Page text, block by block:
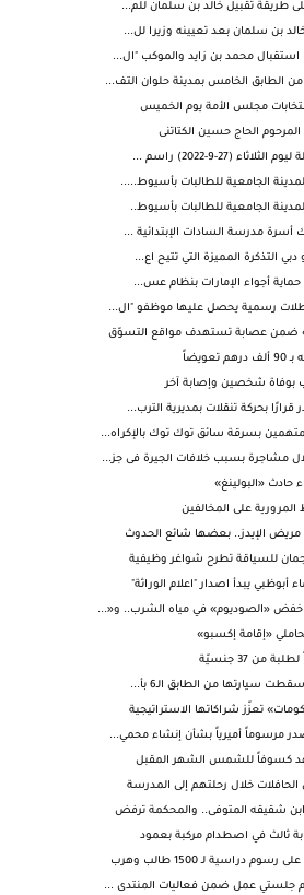
طريقة تقبيل خالد بن سلمان للم...
بن سلمان بعد تعيينه وزيرا لل...
محمد بن زايد والموكب "ال...
الخامس بمدينة حلوان التف...
مجلس الأمة يوم الخميس
الحاج حسين الكتاتنى
(27-9-2022) راسم ...
الجامعية للطالبات بأسيوط.....
الجامعية للطالبات بأسيوط..
أسرة مدرسة السادات الإبتدائية ...
التذكرة المميزة التي تتيح اع...
حماية أجواء الإمارات بنظام عس...
ضمن عصابة تستهدف مواقع التسوّق
بوفاة شخصين وإصابة آخر
بحركة تنقلات بمديرية الترب...
حادث «البولينغ»
على المخالفين
للسياقة تطرح شواغر وظيفية
يبدأ اصدار "اعلام الوراثة"
«الصوديوم» في مياه الشرب.. و«...
«إقامة إكسبو»
من 37 جنسيّة
سيارتها من الطابق الـ6 بأ...
تعزّز شراكاتها الاستراتيجية
مرسوماً أميرياً بشأن إنشاء محمي...
كسوفاً للشمس الشهر المقبل
خلال رحلتهم إلى المدرسة
شقيقه المتوفى.. والمحكمة ترفض
ثالث في اصطدام مركبة بعمود
دراسية لـ 1500 طالب وهرب
جلستي عمل ضمن فعاليات المنتدى ...